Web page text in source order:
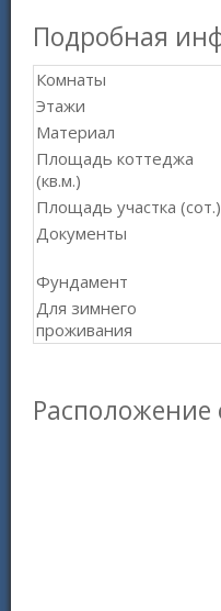
Подробная
Комнаты
Этажи
Материал
Площадь коттеджа
(кв.м.)
Площадь участка (сот.)
Документы
Фундамент
Для зимнего
проживания
Расположение